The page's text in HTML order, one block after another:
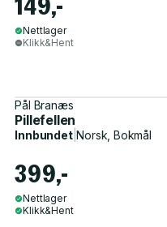
149,-
Nettlager
Klikk&Hent
Pål Branæs
Pillefellen
Innbundet|Norsk, Bokmål
399,-
Nettlager
Klikk&Hent